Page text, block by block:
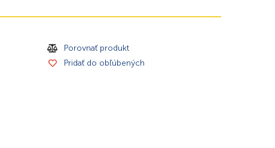
Porovnať produkt
Pridať do obľúbených